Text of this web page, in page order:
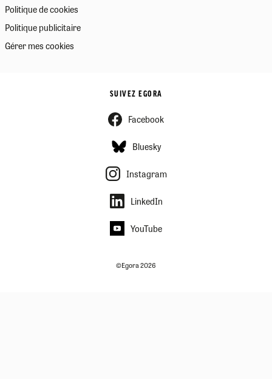
Politique de cookies
Politique publicitaire
Gérer mes cookies
SUIVEZ EGORA
Facebook
Bluesky
Instagram
LinkedIn
YouTube
©Egora 2026